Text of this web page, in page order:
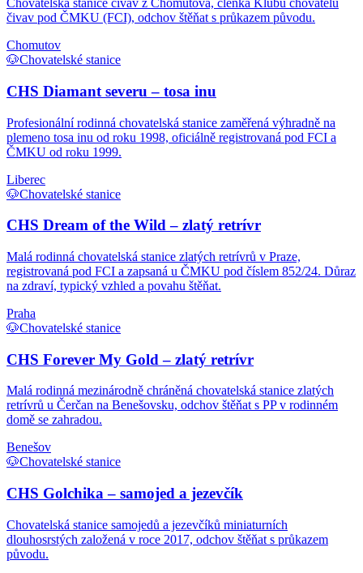
Chovatelská stanice čivav z Chomutova, členka Klubu chovatelů
čivav pod ČMKU (FCI), odchov štěňat s průkazem původu.
Chomutov
🐶Chovatelské stanice
CHS Diamant severu – tosa inu
Profesionální rodinná chovatelská stanice zaměřená výhradně na
plemeno tosa inu od roku 1998, oficiálně registrovaná pod FCI a
ČMKU od roku 1999.
Liberec
🐶Chovatelské stanice
CHS Dream of the Wild – zlatý retrívr
Malá rodinná chovatelská stanice zlatých retrívrů v Praze,
registrovaná pod FCI a zapsaná u ČMKU pod číslem 852/24. Důraz
na zdraví, typický vzhled a povahu štěňat.
Praha
🐶Chovatelské stanice
CHS Forever My Gold – zlatý retrívr
Malá rodinná mezinárodně chráněná chovatelská stanice zlatých
retrívrů u Čerčan na Benešovsku, odchov štěňat s PP v rodinném
domě se zahradou.
Benešov
🐶Chovatelské stanice
CHS Golchika – samojed a jezevčík
Chovatelská stanice samojedů a jezevčíků miniaturních
dlouhosrstých založená v roce 2017, odchov štěňat s průkazem
původu.